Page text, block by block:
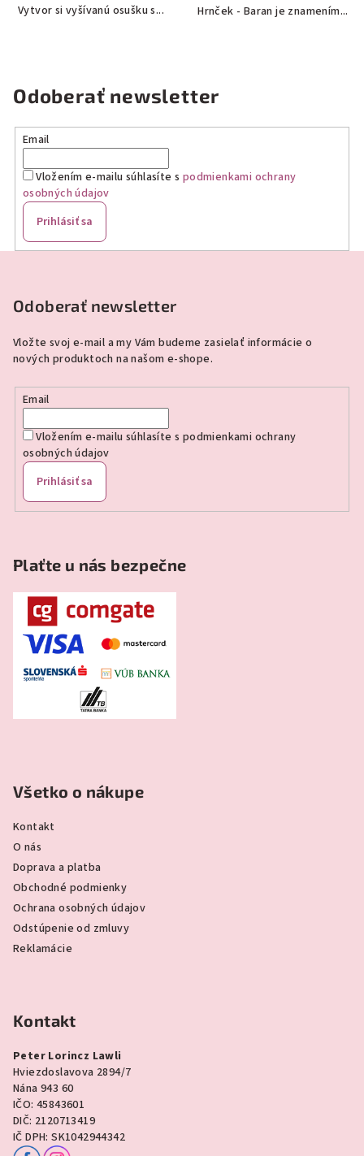
z
Vytvor si vyšívanú osušku s... Hrnček - Baran je znamením...
Odoberať newsletter
Email
Vložením e-mailu súhlasíte s podmienkami ochrany
osobných údajov
Prihlásiť sa
Odoberať newsletter
Vložte svoj e-mail a my Vám budeme zasielať informácie o
nových produktoch na našom e-shope.
Email
Vložením e-mailu súhlasíte s podmienkami ochrany
osobných údajov
Prihlásiť sa
Plaťte u nás bezpečne
Všetko o nákupe
Kontakt
O nás
Doprava a platba
Obchodné podmienky
Ochrana osobných údajov
Odstúpenie od zmluvy
Reklamácie
Kontakt
Peter Lorincz Lawli
Hviezdoslavova 2894/7
Nána 943 60
IČO: 45843601
DIČ: 2120713419
IČ DPH: SK1042944342